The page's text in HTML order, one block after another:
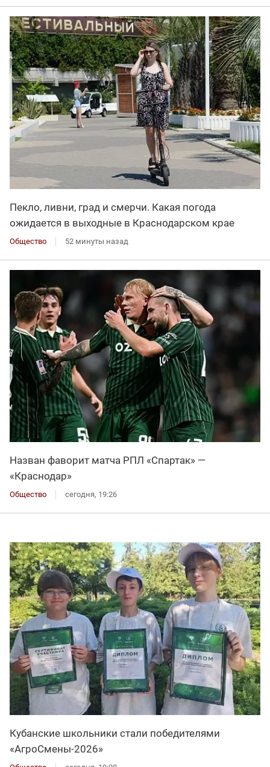
Пекло, ливни, град и смерчи. Какая погода
ожидается в выходные в Краснодарском крае
Общество 52 минуты назад
Назван фаворит матча РПЛ «Спартак» —
«Краснодар»
Общество сегодня, 19:26
Кубанские школьники стали победителями
«АгроСмены-2026»